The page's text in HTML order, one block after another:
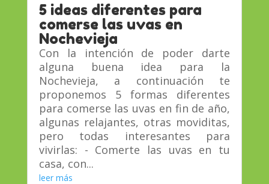
5 ideas diferentes para
comerse las uvas en
Nochevieja
Con la intención de poder darte
alguna buena idea para la
Nochevieja, a continuación te
proponemos 5 formas diferentes
para comerse las uvas en fin de año,
algunas relajantes, otras moviditas,
pero todas interesantes para
vivirlas: - Comerte las uvas en tu
casa, con...
leer más